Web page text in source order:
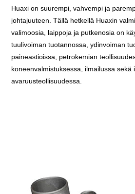
Huaxi on suurempi, vahvempi ja
johtajuuteen. Tällä hetkellä Huaxin
valimoosia, laippoja ja putkenosia on
tuulivoiman tuotannossa, ydinvoiman
paineastioissa, petrokemian
koneenvalmistuksessa, ilmailussa sekä
avaruusteollisuudessa.